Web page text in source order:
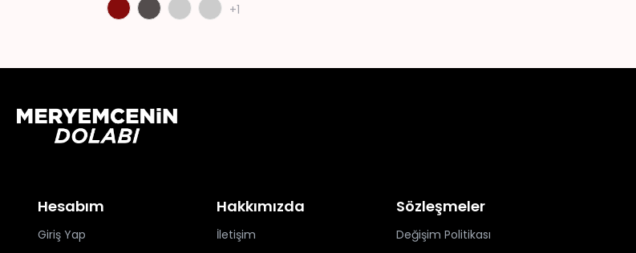
+1
Hesabım
Giriş Yap
Hakkımızda
İletişim
Sözleşmeler
Değişim Politikası